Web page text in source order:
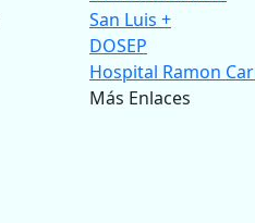
San Luis +
DOSEP
Hospital Ramon
Más Enlaces